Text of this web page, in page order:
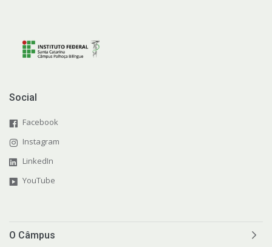
Social
Facebook
Instagram
LinkedIn
YouTube
O Câmpus